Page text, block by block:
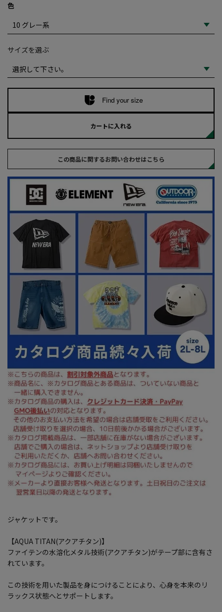
色
サイズを選ぶ
Find your size
カートに入れる
この商品に関するお問い合わせはこちら
ジャケットです。
【AQUA TITAN(アクアチタン)】
ファイテンの水溶化メタル技術(アクアチタン)がテープ部に含有さ
れています。
この技術を用いた製品を身につけることにより、心身を本来のリ
ラックス状態へとサポートします。